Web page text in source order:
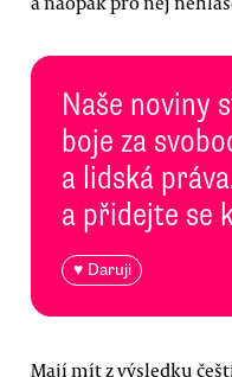
Naše noviny
boje za
a lidská
a přidejte se
♥ Daruji
Mají mít z výsledku